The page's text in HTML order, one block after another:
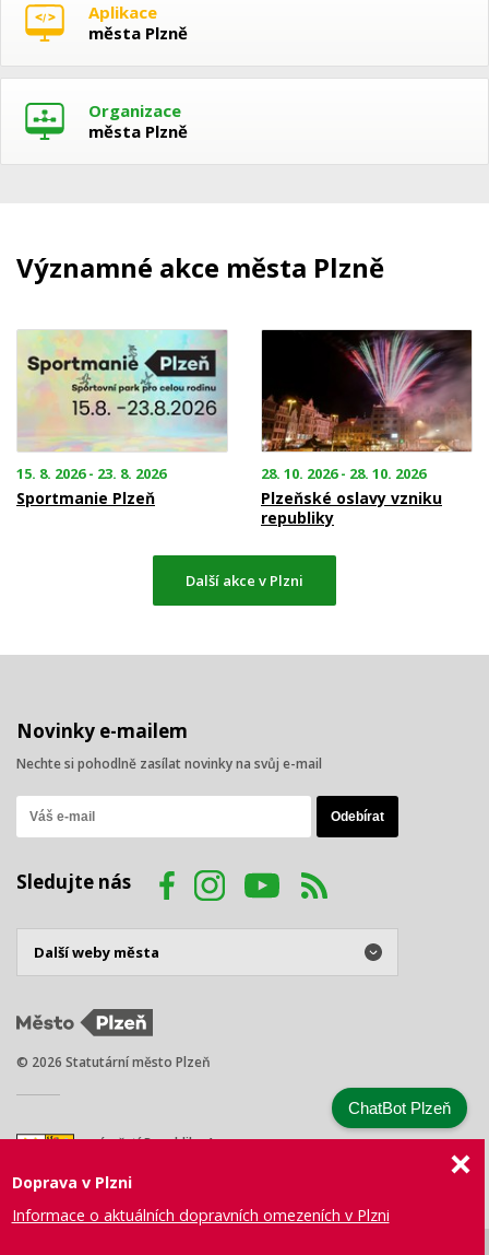
Aplikace
města Plzně
Organizace
města Plzně
Významné akce města Plzně
15. 8. 2026 - 23. 8. 2026
Sportmanie Plzeň
28. 10. 2026 - 28. 10. 2026
Plzeňské oslavy vzniku
republiky
Další akce v Plzni
Novinky e-mailem
Nechte si pohodlně zasílat novinky na svůj e-mail
Sledujte nás
© 2026 Statutární město Plzeň
náměstí Republiky 1
Tel.: +420 378 031 111
Doprava v Plzni
Informace o aktuálních dopravních omezeních v Plzni
ChatBot Plzeň